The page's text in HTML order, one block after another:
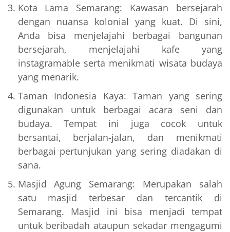
Kota Lama Semarang: Kawasan bersejarah
dengan nuansa kolonial yang kuat. Di sini,
Anda bisa menjelajahi berbagai bangunan
bersejarah, menjelajahi kafe yang
instagramable serta menikmati wisata budaya
yang menarik.
Taman Indonesia Kaya: Taman yang sering
digunakan untuk berbagai acara seni dan
budaya. Tempat ini juga cocok untuk
bersantai, berjalan-jalan, dan menikmati
berbagai pertunjukan yang sering diadakan di
sana.
Masjid Agung Semarang: Merupakan salah
satu masjid terbesar dan tercantik di
Semarang. Masjid ini bisa menjadi tempat
untuk beribadah ataupun sekadar mengagumi